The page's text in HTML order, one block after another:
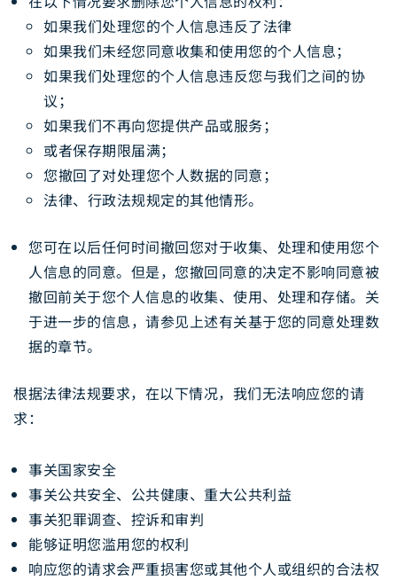
如果我们处理您的个人信息违反了法律
如果我们未经您同意收集和使用您的个人信息；
如果我们处理您的个人信息违反您与我们之间的协
议；
如果我们不再向您提供产品或服务；
或者保存期限届满；
您撤回了对处理您个人数据的同意；
法律、行政法规规定的其他情形。
您可在以后任何时间撤回您对于收集、处理和使用您个
人信息的同意。但是，您撤回同意的决定不影响同意被
撤回前关于您个人信息的收集、使用、处理和存储。关
于进一步的信息，请参见上述有关基于您的同意处理数
据的章节。
根据法律法规要求，在以下情况，我们无法响应您的请
求：
事关国家安全
事关公共安全、公共健康、重大公共利益
事关犯罪调查、控诉和审判
能够证明您滥用您的权利
响应您的请求会严重损害您或其他个人或组织的合法权